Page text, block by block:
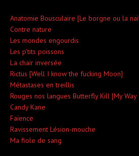
Anatomie Bousculaire [Le borgne ou la
Contre nature
Les mondes engourdis
Les p’tits poissons
La chair inversée
Rictus [Well I know the fucking Moon]
Métastases en treillis
Rouges nos langues Butterfly Kill [My Way
Candy Kane
Faïence
Ravissement Lésion-mouche
Ma fiole de sang